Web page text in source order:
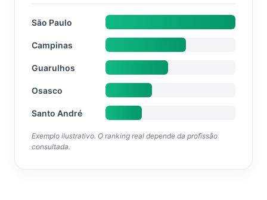
São Paulo
Campinas
Guarulhos
Osasco
Santo André
Exemplo ilustrativo. O ranking real depende da profissão
consultada.